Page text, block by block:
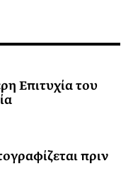
Επιτυχία του
πριν